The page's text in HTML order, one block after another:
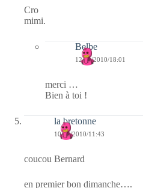
Cro
mimi.
Belbe
12/01/2010/18:01
merci …
Bien à toi !
la bretonne
10/01/2010/11:43
coucou Bernard
en premier bon dimanche….